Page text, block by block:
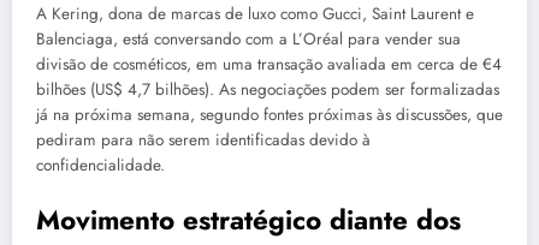
A Kering, dona de marcas de luxo como Gucci, Saint Laurent e
Balenciaga, está conversando com a L’Oréal para vender sua
divisão de cosméticos, em uma transação avaliada em cerca de €4
bilhões (US$ 4,7 bilhões). As negociações podem ser formalizadas
já na próxima semana, segundo fontes próximas às discussões, que
pediram para não serem identificadas devido à
confidencialidade.
Movimento estratégico diante dos